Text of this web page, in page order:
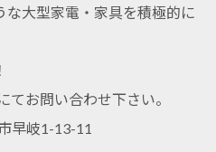
な大型家電・家具を積極的に
てお問い合わせ下さい。
早岐1-13-11